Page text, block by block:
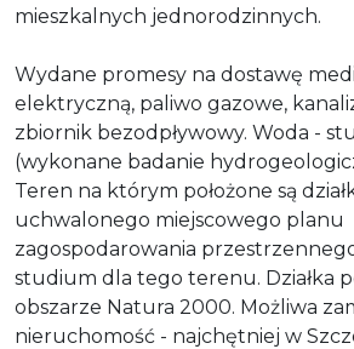
mieszkalnych jednorodzinnych.
Wydane promesy na dostawę
elektryczną, paliwo gazowe,
zbiornik bezodpływowy. Woda -
(wykonane badanie
Teren na którym położone są
uchwalonego miejscowego planu
zagospodarowania
studium dla tego terenu. Działka
obszarze Natura 2000. Możliwa
nieruchomość - najchętniej w